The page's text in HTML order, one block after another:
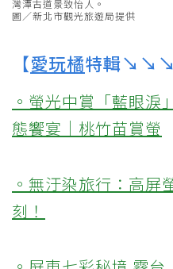
灣潭古道景致怡人。
圖／新北市觀光旅遊局提供
【愛玩橘特輯↘↘↘
。螢光中賞「藍眼淚
態饗宴｜桃竹苗賞螢
。無汙染旅行：高屏
刻！